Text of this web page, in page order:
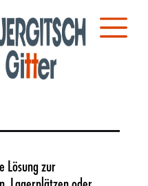
Lösung zur